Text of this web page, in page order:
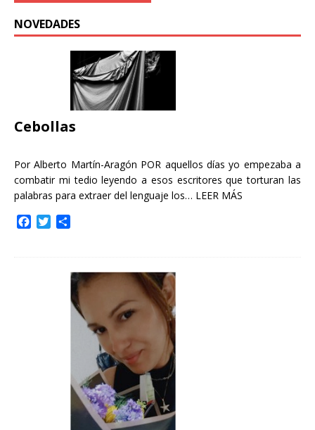
NOVEDADES
Cebollas
Por Alberto Martín-Aragón POR aquellos días yo empezaba a
combatir mi tedio leyendo a esos escritores que torturan las
palabras para extraer del lenguaje los… LEER MÁS
a
r
t